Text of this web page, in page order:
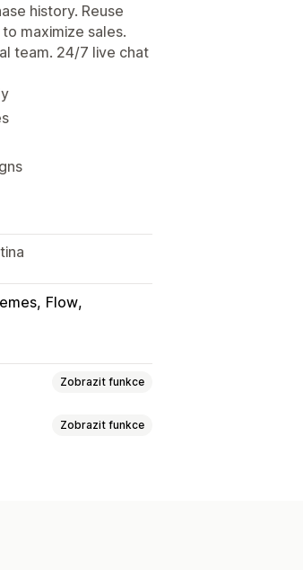
history. Reuse
maximize sales.
team. 24/7 live chat
Flow
Zobrazit funkce
Zobrazit funkce